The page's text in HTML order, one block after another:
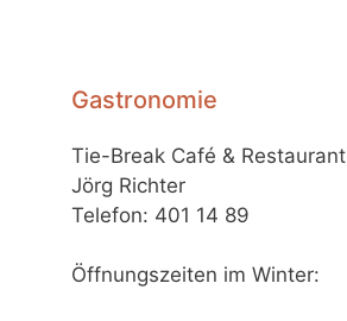
Gastronomie
Tie-Break Café & Restaurant
Jörg Richter
Telefon: 401 14 89
Öffnungszeiten im Winter: